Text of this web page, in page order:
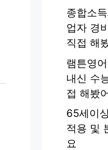
종합소
업자 경
직접 해
램튼영
내신 수
접 해봤
65세이
적용 및
요